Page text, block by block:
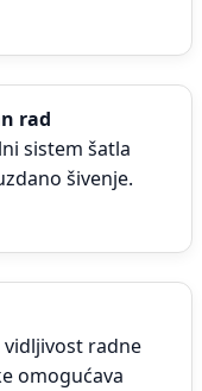
rad
sistem šatla
šivenje.
vidljivost radne
omogućava